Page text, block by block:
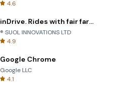
4.6
inDrive. Rides with fair fares
® SUOL INNOVATIONS LTD
4.9
Google Chrome
Google LLC
4.1